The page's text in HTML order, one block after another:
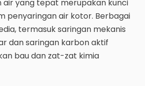
air yang tepat merupakan kunci
penyaringan air kotor. Berbagai
termasuk saringan mekanis
dan saringan karbon aktif
bau dan zat-zat kimia